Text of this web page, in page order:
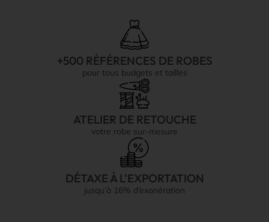
+500 RÉFÉRENCES DE ROBES
pour tous budgets et tailles
ATELIER DE RETOUCHE
votre robe sur-mesure
DÉTAXE À L'EXPORTATION
jusqu’à 16% d’exonération